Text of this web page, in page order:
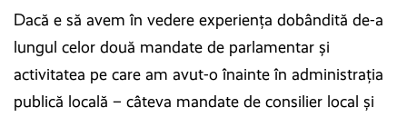
Dacă e să avem în vedere experienţa dobândită de-a
lungul celor două mandate de parlamentar şi
activitatea pe care am avut-o înainte în administraţia
publică locală – câteva mandate de consilier local şi